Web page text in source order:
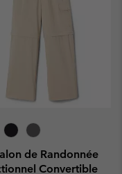
de Randonnée
Convertible